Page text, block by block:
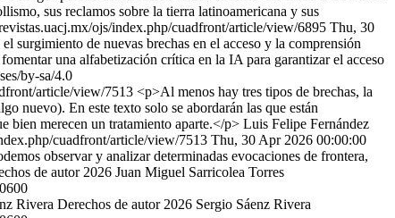
sus reclamos sobre la tierra latinoamericana y sus
ojs/index.php/cuadfront/article/view/6895 Thu, 30
surgimiento de nuevas brechas en el acceso y la comprensión
una alfabetización crítica en la IA para garantizar el acceso
by-sa/4.0
article/view/7513 <p>Al menos hay tres tipos de brechas, la
nuevo). En este texto solo se abordarán las que están
bien merecen un tratamiento aparte.</p> Luis Felipe Fernández
cuadfront/article/view/7513 Thu, 30 Apr 2026 00:00:00
observar y analizar determinadas evocaciones de frontera,
de autor 2026 Juan Miguel Sarricolea Torres
Rivera Derechos de autor 2026 Sergio Sáenz Rivera